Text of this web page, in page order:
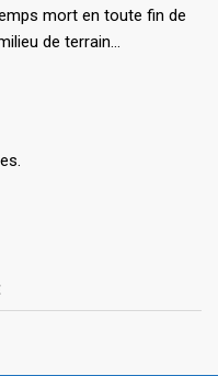
mort en toute fin de
de terrain…